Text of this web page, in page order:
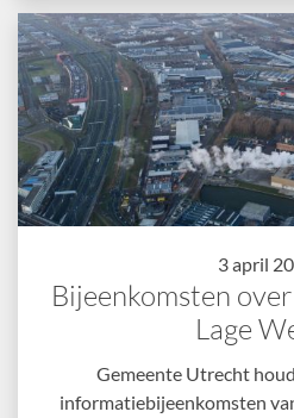
3 april
Bijeenkomsten
Lage
Gemeente Utrecht
informatiebijeenkomsten